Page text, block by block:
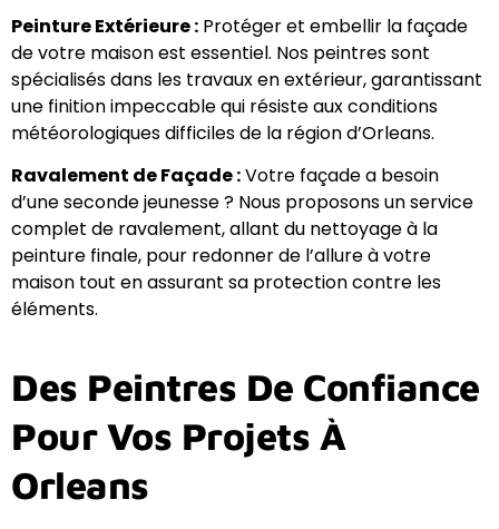
Peinture Extérieure : Protéger et embellir la façade
de votre maison est essentiel. Nos peintres sont
spécialisés dans les travaux en extérieur, garantissant
une finition impeccable qui résiste aux conditions
météorologiques difficiles de la région d’Orleans.
Ravalement de Façade :Votre façade a besoin
d’une seconde jeunesse ? Nous proposons un service
complet de ravalement, allant du nettoyage à la
peinture finale, pour redonner de l’allure à votre
maison tout en assurant sa protection contre les
éléments.
Des Peintres De Confiance
Pour Vos Projets À
Orleans